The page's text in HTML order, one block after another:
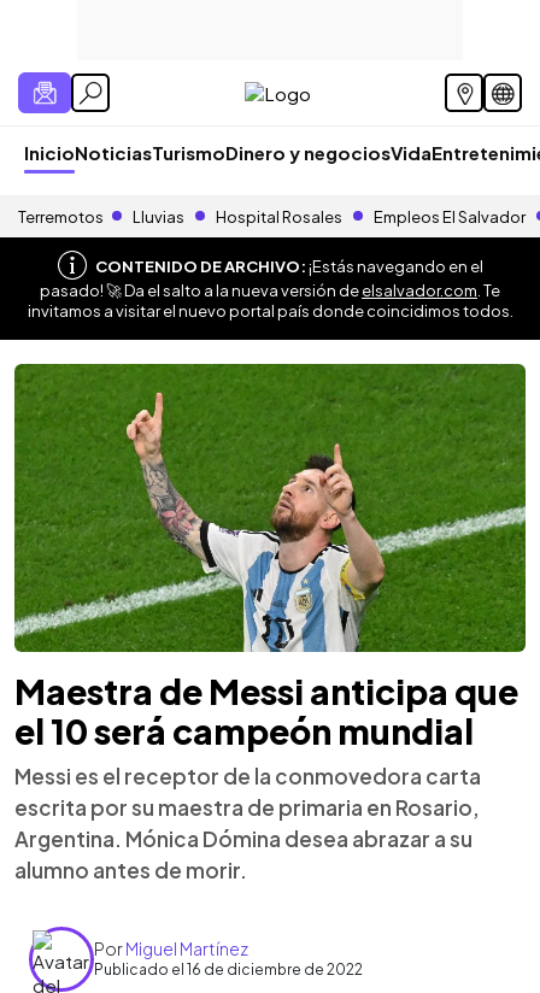
InicioNoticiasTurismoDinero y negociosVida
Terremotos Lluvias Hospital Rosales Empleos El Salvador
CONTENIDO DE ARCHIVO:¡Estás navegando en el
pasado! 🚀 Da el salto a la nueva versión deelsalvador.com . Te
invitamos a visitar el nuevo portal país donde coincidimos todos.
Maestra de Messi anticipa que
el 10 será campeón mundial
Messi es el receptor de la conmovedora carta
escrita por su maestra de primaria en Rosario,
Argentina. Mónica Dómina desea abrazar a su
alumno antes de morir.
PorMiguel Martínez
Publicado el 16 de diciembre de 2022